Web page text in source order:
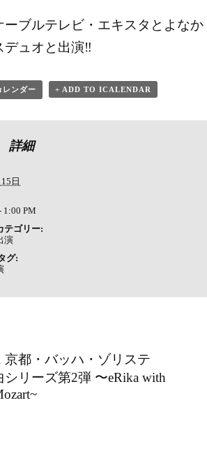
ーブルテレビ・エキスタとよなか
デュオと出演‼︎
ンダー + ADD TO ICALENDAR
詳細
日
1:00 PM
テゴリー:
演
グ:
京都・バッハ・ゾリステ
リーズ第2弾 〜eRika with